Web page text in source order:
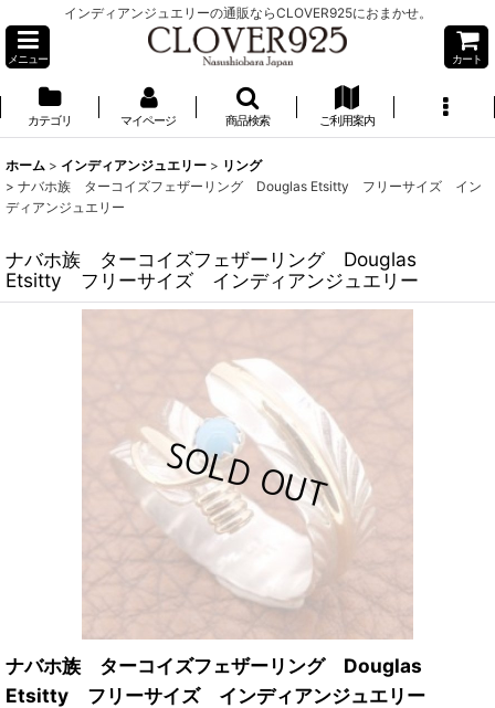
インディアンジュエリーの通販ならCLOVER925におまかせ。
メニュー カート
カテゴリ マイページ 商品検索 ご利用案内
ホーム > インディアンジュエリー > リング
> ナバホ族 ターコイズフェザーリング Douglas Etsitty フリーサイズ イン
ディアンジュエリー
ナバホ族 ターコイズフェザーリング Douglas
Etsitty フリーサイズ インディアンジュエリー
ナバホ族 ターコイズフェザーリング Douglas
Etsitty フリーサイズ インディアンジュエリー